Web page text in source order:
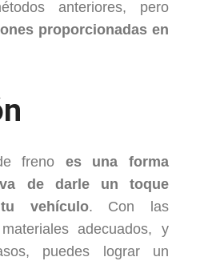
anteriores, pero
proporcionadas en
freno es una forma
de darle un toque
vehículo. Con las
adecuados, y
puedes lograr un